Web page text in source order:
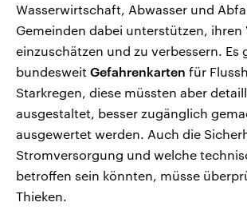
Wasserwirtschaft, Abwasser und
Gemeinden dabei unterstützen, ihren
einzuschätzen und zu verbessern. Es
bundesweit Gefahrenkarten für
Starkregen, diese müssten aber
ausgestaltet, besser zugänglich
ausgewertet werden. Auch die
Stromversorgung und welche
betroffen sein könnten, müsse
Thieken.